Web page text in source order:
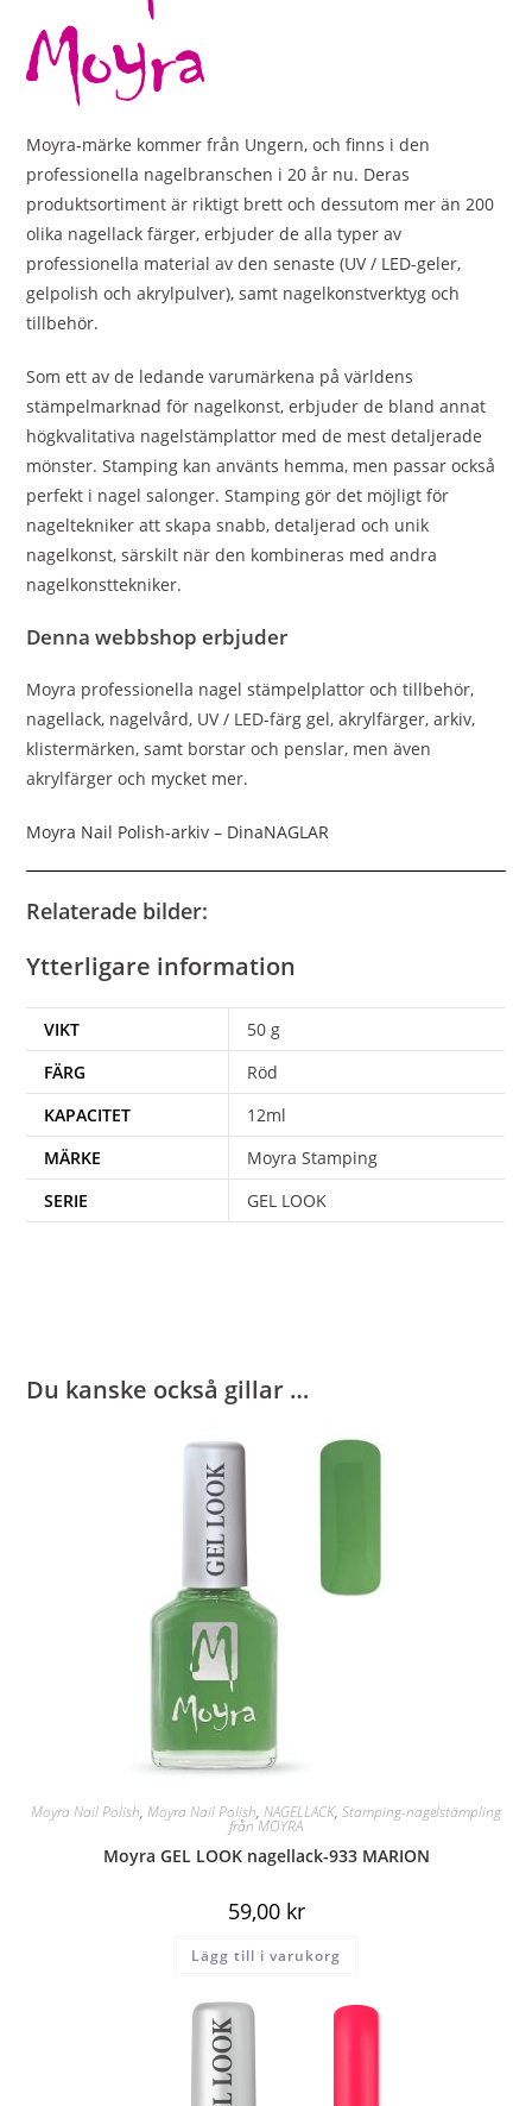
Moyra-märke kommer från Ungern, och finns i den
professionella nagelbranschen i 20 år nu. Deras
produktsortiment är riktigt brett och dessutom mer än 200
olika nagellack färger, erbjuder de alla typer av
professionella material av den senaste (UV / LED-geler,
gelpolish och akrylpulver), samt nagelkonstverktyg och
tillbehör.
Som ett av de ledande varumärkena på världens
stämpelmarknad för nagelkonst, erbjuder de bland annat
högkvalitativa nagelstämplattor med de mest detaljerade
mönster. Stamping kan använts hemma, men passar också
perfekt i nagel salonger. Stamping gör det möjligt för
nageltekniker att skapa snabb, detaljerad och unik
nagelkonst, särskilt när den kombineras med andra
nagelkonsttekniker.
Denna webbshop erbjuder
Moyra professionella nagel stämpelplattor och tillbehör,
nagellack, nagelvård, UV / LED-färg gel, akrylfärger, arkiv,
klistermärken, samt borstar och penslar, men även
akrylfärger och mycket mer.
Moyra Nail Polish-arkiv – DinaNAGLAR
Relaterade bilder:
Ytterligare information
VIKT
50 g
FÄRG
Röd
KAPACITET
12ml
MÄRKE
Moyra Stamping
SERIE
GEL LOOK
Du kanske också gillar …
Moyra Nail Polish, Moyra Nail Polish, NAGELLACK, Stamping-nagelstämpling
från MOYRA
Moyra GEL LOOK nagellack-933 MARION
59,00 kr
Lägg till i varukorg